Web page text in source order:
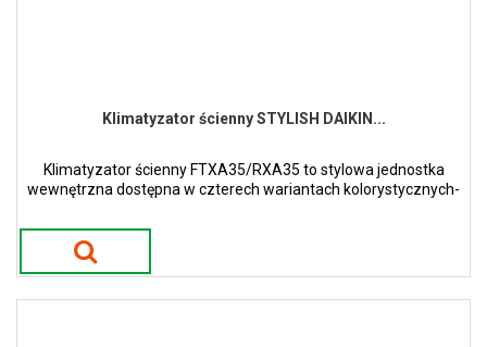
Klimatyzator ścienny STYLISH DAIKIN...
Klimatyzator ścienny FTXA35/RXA35 to stylowa jednostka
wewnętrzna dostępna w czterech wariantach kolorystycznych-